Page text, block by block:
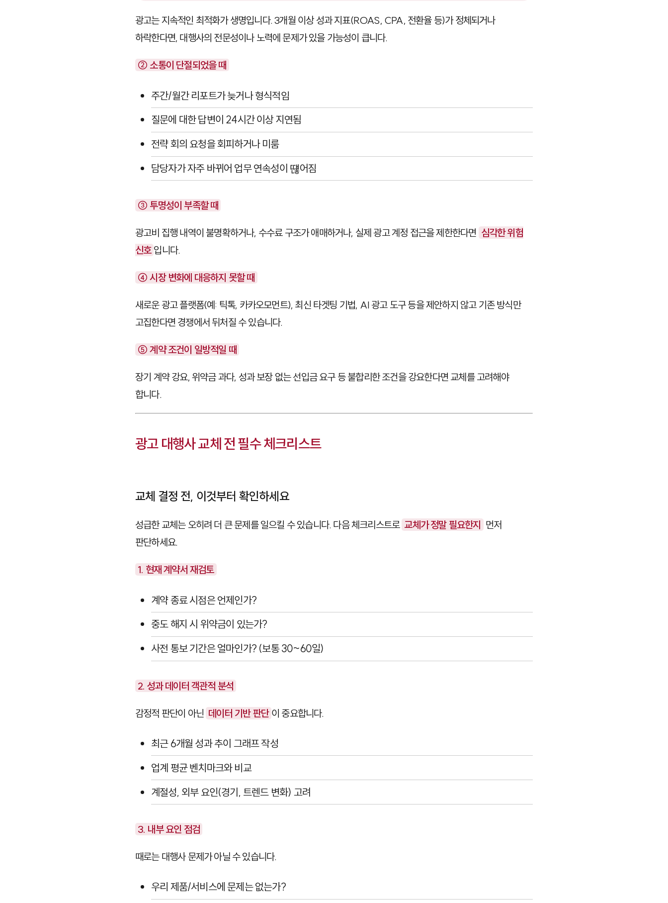
광고는 지속적인 최적화가 생명입니다. 3개월 이상 성과 지표(ROAS, CPA, 전환율 등)가 정체되거나
하락한다면, 대행사의 전문성이나 노력에 문제가 있을 가능성이 큽니다.
② 소통이 단절되었을 때
주간/월간 리포트가 늦거나 형식적임
질문에 대한 답변이 24시간 이상 지연됨
전략 회의 요청을 회피하거나 미룸
담당자가 자주 바뀌어 업무 연속성이 떊어짐
③ 투명성이 부족할 때
광고비 집행 내역이 불명확하거나, 수수료 구조가 애매하거나, 실제 광고 계정 접근을 제한한다면 심각한 위험
신호 입니다.
④ 시장 변화에 대응하지 못할 때
새로운 광고 플랫폼(예: 틱톡, 카카오모먼트), 최신 타겟팅 기법, AI 광고 도구 등을 제안하지 않고 기존 방식만
고집한다면 경쟁에서 뒤처질 수 있습니다.
⑤ 계약 조건이 일방적일 때
장기 계약 강요, 위약금 과다, 성과 보장 없는 선입금 요구 등 불합리한 조건을 강요한다면 교체를 고려해야
합니다.
광고 대행사 교체 전 필수 체크리스트
교체 결정 전, 이것부터 확인하세요
성급한 교체는 오히려 더 큰 문제를 일으킬 수 있습니다. 다음 체크리스트로 교체가 정말 필요한지 먼저
판단하세요.
1. 현재 계약서 재검토
계약 종료 시점은 언제인가?
중도 해지 시 위약금이 있는가?
사전 통보 기간은 얼마인가? (보통 30~60일)
2. 성과 데이터 객관적 분석
감정적 판단이 아닌 데이터 기반 판단 이 중요합니다.
최근 6개월 성과 추이 그래프 작성
업계 평균 벤치마크와 비교
계절성, 외부 요인(경기, 트렌드 변화) 고려
3. 내부 요인 점검
때로는 대행사 문제가 아닐 수 있습니다.
우리 제품/서비스에 문제는 없는가?